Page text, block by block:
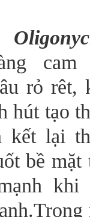
cam
rỏ rêt,
hút tạo
kết lại
bề mặt
khi